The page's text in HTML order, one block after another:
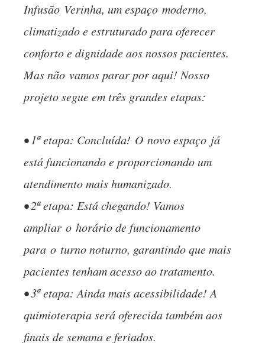
Infusão Verinha, um espaço moderno,
climatizado e estruturado para oferecer
conforto e dignidade aos nossos pacientes.
Mas não vamos parar por aqui! Nosso
projeto segue em três grandes etapas:
• 1ª etapa: Concluída! O novo espaço já
está funcionando e proporcionando um
atendimento mais humanizado.
• 2ª etapa: Está chegando! Vamos
ampliar o horário de funcionamento
para o turno noturno, garantindo que mais
pacientes tenham acesso ao tratamento.
• 3ª etapa: Ainda mais acessibilidade! A
quimioterapia será oferecida também aos
finais de semana e feriados.